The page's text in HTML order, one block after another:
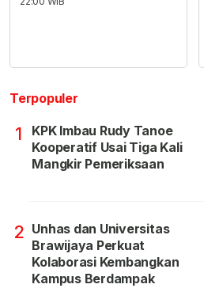
Terpopuler
1
KPK Imbau Rudy Tanoe
Kooperatif Usai Tiga Kali
Mangkir Pemeriksaan
2 Unhas dan Universitas
Brawijaya Perkuat
Kolaborasi Kembangkan
Kampus Berdampak